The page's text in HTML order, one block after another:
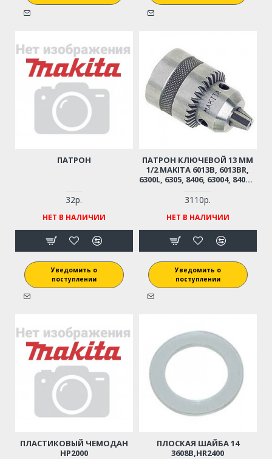
ПАТРОН
32р.
НЕТ В НАЛИЧИИ
Уведомить о
поступлении
ПАТРОН КЛЮЧЕВОЙ 13 ММ
1/2 MAKITA 6013B, 6013BR,
6300L, 6305, 8406, 63004, 8406C,
3110р.
НЕТ В НАЛИЧИИ
Уведомить о
поступлении
ПЛАСТИКОВЫЙ ЧЕМОДАН
HP2000
ПЛОСКАЯ ШАЙБА 14
3608B,HR2400